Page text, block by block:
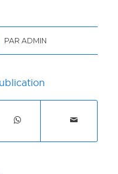
PAR ADMIN